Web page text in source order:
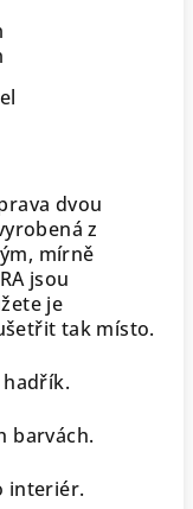
dvou
z
mírně
jsou
je
tak místo.
hadřík.
barvách.
interiér.